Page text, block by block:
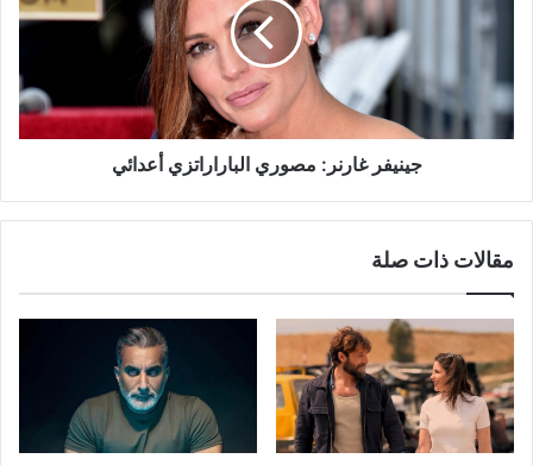
الباراراتزي
أعدائي
جينيفر غارنر: مصوري الباراراتزي أعدائي
مقالات ذات صلة